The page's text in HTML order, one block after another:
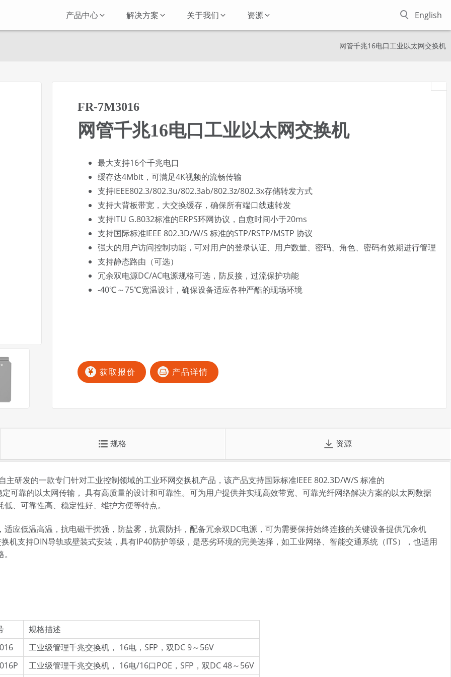
产品中心 解决方案 关于我们 资源 English
网管千兆16电口工业以太网交换机
FR-7M3016
网管千兆16电口工业以太网交换机
最大支持16个千兆电口
缓存达4Mbit，可满足4K视频的流畅传输
支持IEEE802.3/802.3u/802.3ab/802.3z/802.3x存储转发方式
支持大背板带宽，大交换缓存，确保所有端口线速转发
支持ITU G.8032标准的ERPS环网协议，自愈时间小于20ms
支持国际标准IEEE 802.3D/W/S 标准的STP/RSTP/MSTP 协议
强大的用户访问控制功能，可对用户的登录认证、用户数量、密码、角色、密码有效期进行管理
支持静态路由（可选）
冗余双电源DC/AC电源规格可选，防反接，过流保护功能
-40℃～75℃宽温设计，确保设备适应各种严酷的现场环境
获取报价 产品详情
规格 资源
研发的一款专门针对工业控制领域的工业环网交换机产品，该产品支持国际标准IEEE 802.3D/W/S 标准的
可靠的以太网传输， 具有高质量的设计和可靠性。可为用户提供并实现高效带宽、可靠光纤网络解决方案的以太网数据
、可靠性高、稳定性好、维护方便等特点。
应低温高温，抗电磁干扰强，防盐雾，抗震防抖，配备冗余双DC电源，可为需要保持始终连接的关键设备提供冗余机
机支持DIN导轨或壁装式安装，具有IP40防护等级，是恶劣环境的完美选择，如工业网络、智能交通系统（ITS），也适用
规格描述
工业级管理千兆交换机， 16电，SFP，双DC 9～56V
工业级管理千兆交换机， 16电/16口POE，SFP，双DC 48～56V